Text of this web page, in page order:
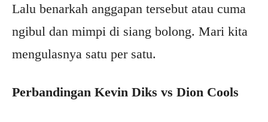
Lalu benarkah anggapan tersebut atau cuma
ngibul dan mimpi di siang bolong. Mari kita
mengulasnya satu per satu.
Perbandingan Kevin Diks vs Dion Cools